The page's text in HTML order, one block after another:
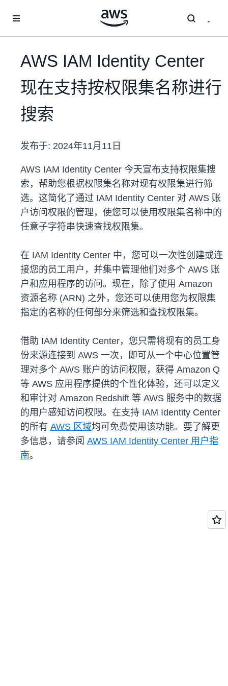
AWS IAM Identity Center
现在支持按权限集名称进行
搜索
发布于: 2024年11月11日
AWS IAM Identity Center 今天宣布支持权限集搜
索，帮助您根据权限集名称对现有权限集进行筛
选。这简化了通过 IAM Identity Center 对 AWS 账
户访问权限的管理，使您可以使用权限集名称中的
任意子字符串快速查找权限集。
在 IAM Identity Center 中，您可以一次性创建或连
接您的员工用户，并集中管理他们对多个 AWS 账
户和应用程序的访问。现在，除了使用 Amazon
资源名称 (ARN) 之外，您还可以使用您为权限集
指定的名称的任何部分来筛选和查找权限集。
借助 IAM Identity Center，您只需将现有的员工身
份来源连接到 AWS 一次，即可从一个中心位置管
理对多个 AWS 账户的访问权限，获得 Amazon Q
等 AWS 应用程序提供的个性化体验，还可以定义
和审计对 Amazon Redshift 等 AWS 服务中的数据
的用户感知访问权限。在支持 IAM Identity Center
的所有 AWS 区域均可免费使用该功能。要了解更
多信息，请参阅 AWS IAM Identity Center 用户指
南。